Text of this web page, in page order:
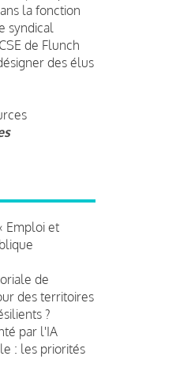
la fonction
syndical
de Flunch
des élus
Emploi et
de
des territoires
?
par l'IA
: les priorités